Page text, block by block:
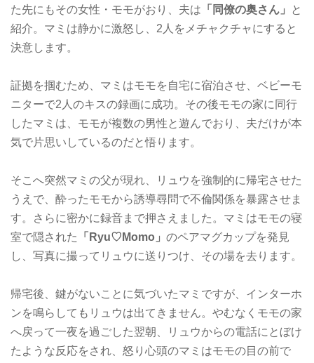
た先にもその女性・モモがおり、夫は 「同僚の奥さん」
と
紹介。マミは静かに激怒し、2人をメチャクチャにすると
決意します。
証拠を掴むため、マミはモモを自宅に宿泊させ、ベビーモ
ニターで2人のキスの録画に成功。その後モモの家に同行
したマミは、モモが複数の男性と遊んでおり、夫だけが本
気で片思いしているのだと悟ります。
そこへ突然マミの父が現れ、リュウを強制的に帰宅させた
うえで、酔ったモモから誘導尋問で不倫関係を暴露させま
す。さらに密かに録音まで押さえました。マミはモモの寝
室で隠された
「Ryu♡Momo」 のペアマグカップを発見
し、写真に撮ってリュウに送りつけ、その場を去ります。
帰宅後、鍵がないことに気づいたマミですが、インターホ
ンを鳴らしてもリュウは出てきません。やむなくモモの家
へ戻って一夜を過ごした翌朝、リュウからの電話にとぼけ
たような反応をされ、怒り心頭のマミはモモの目の前で